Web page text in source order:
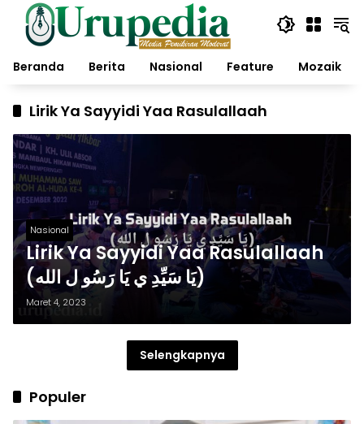
Langsung
konten
Beranda
Berita Nasional Feature Mozaik
Lirik Ya Sayyidi Yaa Rasulallaah
Nasional
Lirik Ya Sayyidi Yaa Rasulallaah
(يَا سَيِّدِ ي يَا رَسُو ل الله)
Maret 4, 2023
Selengkapnya
Populer